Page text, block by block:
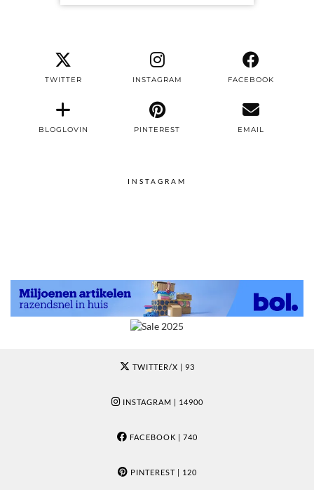
TWITTER INSTAGRAM FACEBOOK
BLOGLOVIN PINTEREST EMAIL
INSTAGRAM
TWITTER/X | 93
INSTAGRAM | 14900
FACEBOOK | 740
PINTEREST| 120